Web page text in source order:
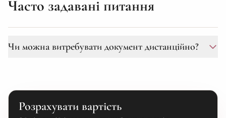
Часто задавані питання
Чи можна витребувати документ дистанційно?
достатньо оформити нотаріальну довіреність у
будь-якого нотаріуса (в Україні чи за кордоном) та
надіслати її нам кур'єрською доставкою.
Розрахувати вартість